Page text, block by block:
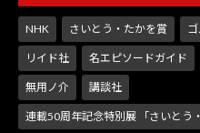
NHK さいとう・たかを賞
リイド社 名エピソードガイド
無用ノ介 講談社
連載50周年記念特別展 「さいとう